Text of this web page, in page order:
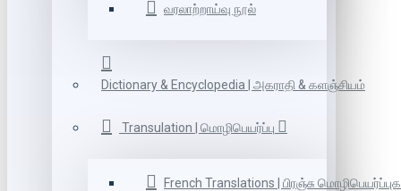
வரலாற்றாய்வு நூல்
Dictionary & Encyclopedia | அகராதி & களஞ்சியம்
Transulation | மொழிபெயர்ப்பு
French Translations | பிரஞ்சு